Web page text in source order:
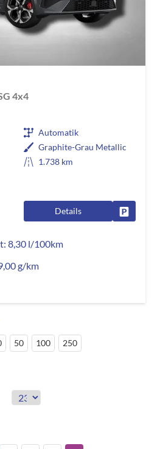
4x4
Automatik
Graphite-Grau Metallic
1.738 km
Details
8,30 l/100km
g/km
50 100 250